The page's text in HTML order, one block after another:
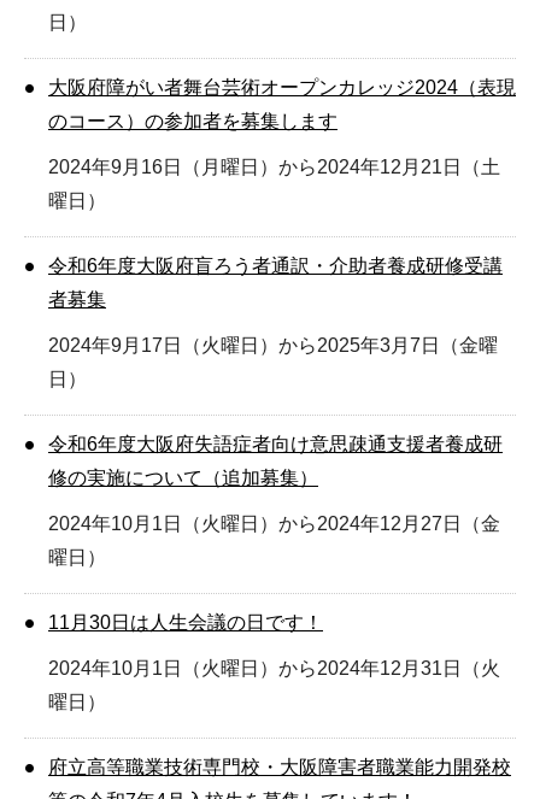
日）
大阪府障がい者舞台芸術オープンカレッジ2024（表現
のコース）の参加者を募集します
2024年9月16日（月曜日）から2024年12月21日（土
曜日）
令和6年度大阪府盲ろう者通訳・介助者養成研修受講
者募集
2024年9月17日（火曜日）から2025年3月7日（金曜
日）
令和6年度大阪府失語症者向け意思疎通支援者養成研
修の実施について（追加募集）
2024年10月1日（火曜日）から2024年12月27日（金
曜日）
11月30日は人生会議の日です！
2024年10月1日（火曜日）から2024年12月31日（火
曜日）
府立高等職業技術専門校・大阪障害者職業能力開発校